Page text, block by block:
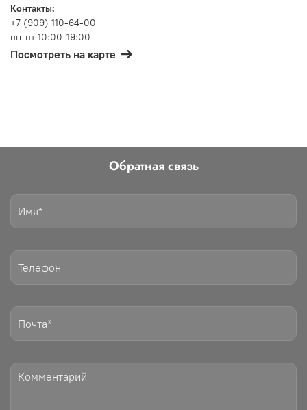
Контакты:
+7 (909) 110-64-00
пн-пт 10:00-19:00
Посмотреть на карте
Обратная связь